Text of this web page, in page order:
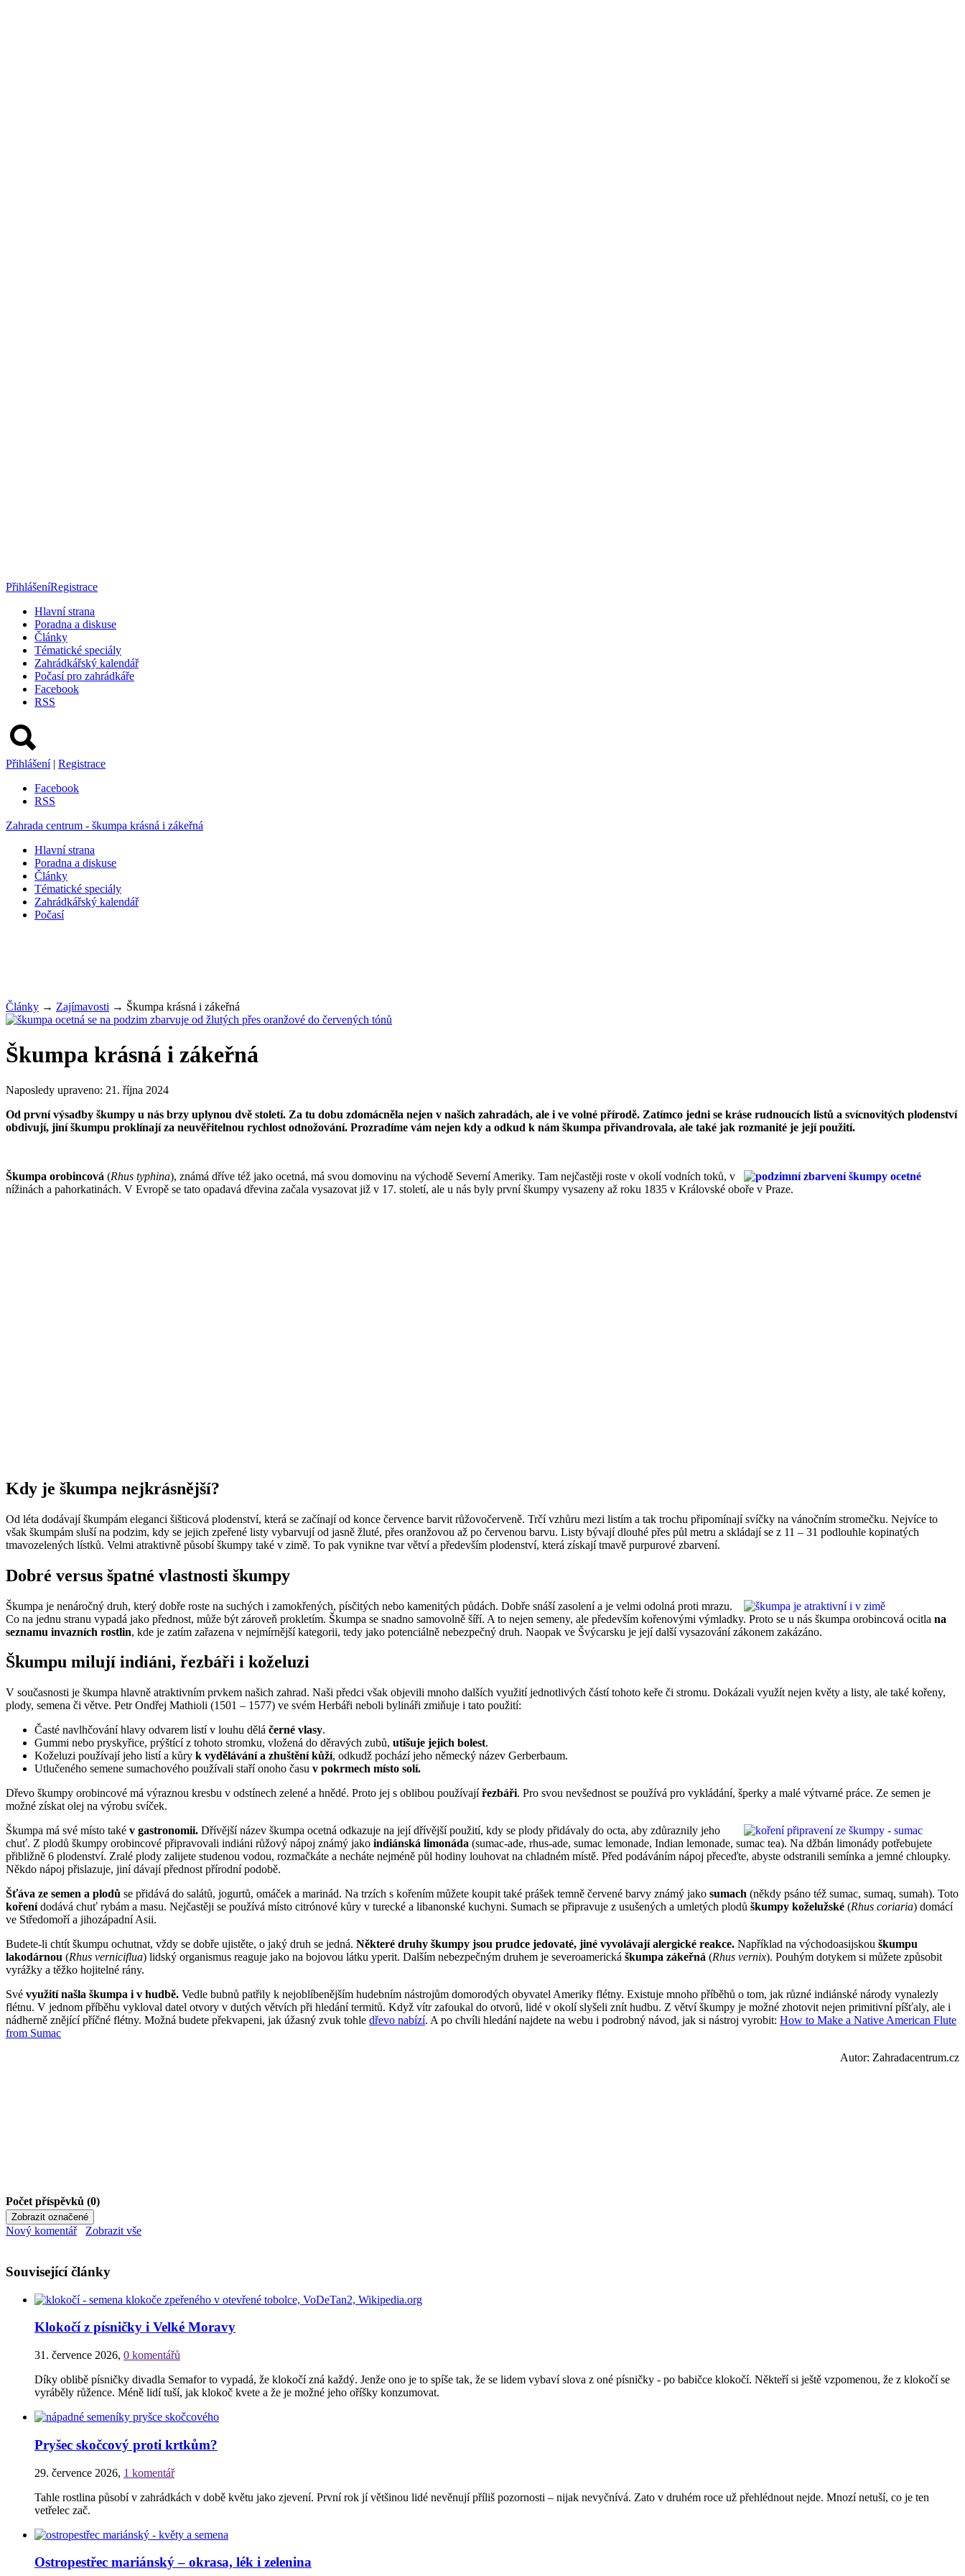
PřihlášeníRegistrace
Hlavní strana
Poradna a diskuse
Články
Tématické speciály
Zahrádkářský kalendář
Počasí pro zahrádkáře
Facebook
RSS
Přihlášení | Registrace
Facebook
RSS
Zahrada centrum - škumpa krásná i zákeřná
Hlavní strana
Poradna a diskuse
Články
Tématické speciály
Zahrádkářský kalendář
Počasí
Články → Zajímavosti → Škumpa krásná i zákeřná
Škumpa krásná i zákeřná
Naposledy upraveno: 21. října 2024
Od první výsadby škumpy u nás brzy uplynou dvě století. Za tu dobu zdomácněla nejen v našich zahradách, ale i ve volné přírodě. Zatímco jedni se kráse rudnoucích listů a svícnovitých plodenství
obdivují, jiní škumpu proklínají za neuvěřitelnou rychlost odnožování. Prozradíme vám nejen kdy a odkud k nám škumpa přivandrovala, ale také jak rozmanité je její použití.
Škumpa orobincová (Rhus typhina), známá dříve též jako ocetná, má svou domovinu na východě Severní Ameriky. Tam nejčastěji roste v okolí vodních toků, v
nížinách a pahorkatinách. V Evropě se tato opadavá dřevina začala vysazovat již v 17. století, ale u nás byly první škumpy vysazeny až roku 1835 v Královské oboře v Praze.
Kdy je škumpa nejkrásnější?
Od léta dodávají škumpám eleganci šišticová plodenství, která se začínají od konce července barvit růžovočerveně. Trčí vzhůru mezi listím a tak trochu připomínají svíčky na vánočním stromečku. Nejvíce to
však škumpám sluší na podzim, kdy se jejich zpeřené listy vybarvují od jasně žluté, přes oranžovou až po červenou barvu. Listy bývají dlouhé přes půl metru a skládají se z 11 – 31 podlouhle kopinatých
tmavozelených lístků. Velmi atraktivně působí škumpy také v zimě. To pak vynikne tvar větví a především plodenství, která získají tmavě purpurové zbarvení.
Dobré versus špatné vlastnosti škumpy
Škumpa je nenáročný druh, který dobře roste na suchých i zamokřených, písčitých nebo kamenitých půdách. Dobře snáší zasolení a je velmi odolná proti mrazu.
Co na jednu stranu vypadá jako přednost, může být zároveň prokletím. Škumpa se snadno samovolně šíří. A to nejen semeny, ale především kořenovými výmladky. Proto se u nás škumpa orobincová ocitla na
seznamu invazních rostlin, kde je zatím zařazena v nejmírnější kategorii, tedy jako potenciálně nebezpečný druh. Naopak ve Švýcarsku je její další vysazování zákonem zakázáno.
Škumpu milují indiáni, řezbáři i koželuzi
V současnosti je škumpa hlavně atraktivním prvkem našich zahrad. Naši předci však objevili mnoho dalších využití jednotlivých částí tohoto keře či stromu. Dokázali využít nejen květy a listy, ale také kořeny,
plody, semena či větve. Petr Ondřej Mathioli (1501 – 1577) ve svém Herbáři neboli bylináři zmiňuje i tato použití:
Časté navlhčování hlavy odvarem listí v louhu dělá černé vlasy.
Gummi nebo pryskyřice, prýštící z tohoto stromku, vložená do děravých zubů, utišuje jejich bolest.
Koželuzi používají jeho listí a kůry k vydělávání a zhuštění kůží, odkudž pochází jeho německý název Gerberbaum.
Utlučeného semene sumachového používali staří onoho času v pokrmech místo solí.
Dřevo škumpy orobincové má výraznou kresbu v odstínech zelené a hnědé. Proto jej s oblibou používajířezbáři. Pro svou nevšednost se používá pro vykládání, šperky a malé výtvarné práce. Ze semen je
možné získat olej na výrobu svíček.
Škumpa má své místo také v gastronomii. Dřívější název škumpa ocetná odkazuje na její dřívější použití, kdy se plody přidávaly do octa, aby zdůraznily jeho
chuť. Z plodů škumpy orobincové připravovali indiáni růžový nápoj známý jako indiánská limonáda (sumac-ade, rhus-ade, sumac lemonade, Indian lemonade, sumac tea). Na džbán limonády potřebujete
přibližně 6 plodenství. Zralé plody zalijete studenou vodou, rozmačkáte a necháte nejméně půl hodiny louhovat na chladném místě. Před podáváním nápoj přeceďte, abyste odstranili semínka a jemné chloupky.
Někdo nápoj přislazuje, jiní dávají přednost přírodní podobě.
Šťáva ze semen a plodů se přidává do salátů, jogurtů, omáček a marinád. Na trzích s kořením můžete koupit také prášek temně červené barvy známý jako sumach (někdy psáno též sumac, sumaq, sumah). Toto
kořenídodává chuť rybám a masu. Nejčastěji se používá místo citrónové kůry v turecké a libanonské kuchyni. Sumach se připravuje z usušených a umletých plodů škumpy koželužské (Rhus coriaria) domácí
ve Středomoří a jihozápadní Asii.
Budete-li chtít škumpu ochutnat, vždy se dobře ujistěte, o jaký druh se jedná. Některé druhy škumpy jsou prudce jedovaté, jiné vyvolávají alergické reakce. Například na východoasijskou škumpu
lakodárnou (Rhus verniciflua) lidský organismus reaguje jako na bojovou látku yperit. Dalším nebezpečným druhem je severoamerická škumpa zákeřná (Rhus vernix). Pouhým dotykem si můžete způsobit
vyrážky a těžko hojitelné rány.
Své využití našla škumpa i v hudbě. Vedle bubnů patřily k nejoblíbenějším hudebním nástrojům domorodých obyvatel Ameriky flétny. Existuje mnoho příběhů o tom, jak různé indiánské národy vynalezly
flétnu. V jednom příběhu vykloval datel otvory v dutých větvích při hledání termitů. Když vítr zafoukal do otvorů, lidé v okolí slyšeli znít hudbu. Z větví škumpy je možné zhotovit nejen primitivní píšťaly, ale i
nádherně znějící příčné flétny. Možná budete překvapeni, jak úžasný zvuk tohle dřevo nabízí. A po chvíli hledání najdete na webu i podrobný návod, jak si nástroj vyrobit: How to Make a Native American Flute
from Sumac
Autor: Zahradacentrum.cz
Počet příspěvků (0)
Nový komentář Zobrazit vše
Související články
Klokočí z písničky i Velké Moravy
31. července 2026, 0 komentářů
Díky oblibě písničky divadla Semafor to vypadá, že klokočí zná každý. Jenže ono je to spíše tak, že se lidem vybaví slova z oné písničky - po babičce klokočí. Někteří si ještě vzpomenou, že z klokočí se
vyráběly růžence. Méně lidí tuší, jak klokoč kvete a že je možné jeho oříšky konzumovat.
Pryšec skočcový proti krtkům?
29. července 2026, 1 komentář
Tahle rostlina působí v zahrádkách v době květu jako zjevení. První rok jí většinou lidé nevěnují příliš pozornosti – nijak nevyčnívá. Zato v druhém roce už přehlédnout nejde. Mnozí netuší, co je ten
vetřelec zač.
Ostropestřec mariánský – okrasa, lék i zelenina